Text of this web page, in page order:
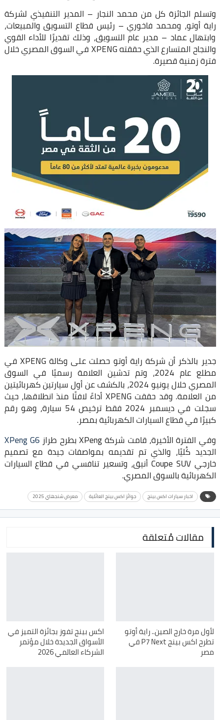
وتسلم الجائزة كل من محمد النجار – المدير التنفيذي لشركة
راية أوتو، ومحمد فاخوري – رئيس قطاع التسويق والمبيعات،
وابتهال عماد – مدير عام التسويق، وذلك تقديرًا للأداء القوي
والنجاح المتسارع الذي حققته XPENG في السوق المصري خلال
فترة زمنية قصيرة.
جدير بالذكر أن شركة راية أوتو حصلت على وكالة XPENG في
مطلع عام 2024، وتم تدشين العلامة رسميًا في السوق
المصري خلال يونيو 2024، بالكشف عن أول سيارتين كهربائيتين
من العلامة. وقد حققت XPENG أداءً لافتًا منذ انطلاقها، حيث
سجلت في ديسمبر 2024 فقط ترخيص 54 سيارة، وهو رقم
كبيرًا في قطاع السيارات الكهربائية بمصر.
وفي الفترة الأخيرة، قامت شركة XPeng بطرح طراز
XPeng G6
الجديد كُليًا، والذي تم تقديمه بمواصفات جيدة مع تصميم
خارجي Coupe SUV أنيق، وتسعير تنافسي في قطاع السيارات
الكهربائية بالسوق المصري.
اخبار سيارات اكس بينج جوائز اكس بينج العائلية معرض شنجهاي 2025
مقالات مُتعلقة
لأول مرة خارج الصين.. راية أوتو
تطرح اكس بينج P7 Next في
مصر
اكس بينج تفوز بجائزة التميز في
الأسواق الجديدة خلال مؤتمر
الشركاء العالمي 2026